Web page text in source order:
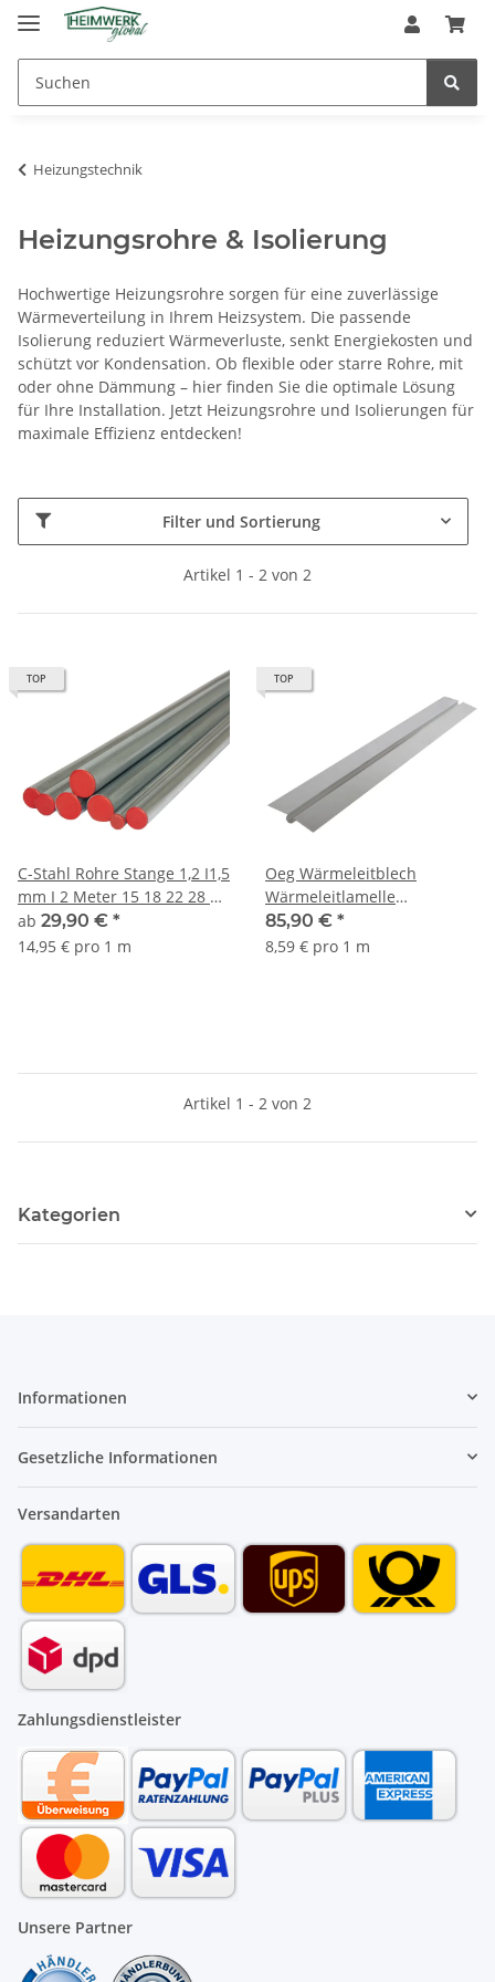
Heizungstechnik
Heizungsrohre & Isolierung
Hochwertige Heizungsrohre sorgen für eine zuverlässige
Wärmeverteilung in Ihrem Heizsystem. Die passende
Isolierung reduziert Wärmeverluste, senkt Energiekosten und
schützt vor Kondensation. Ob flexible oder starre Rohre, mit
oder ohne Dämmung – hier finden Sie die optimale Lösung
für Ihre Installation. Jetzt Heizungsrohre und Isolierungen für
maximale Effizienz entdecken!
Filter und Sortierung
Artikel 1 - 2 von 2
TOP
C-Stahl Rohre Stange 1,2 I1,5
mm I 2 Meter 15 18 22 28 35
42 54mm Durchmesser
ab 29,90 € *
14,95 € pro 1 m
TOP
Oeg Wärmeleitblech
Wärmeleitlamelle
Aluminium 1000 x 120 x 0,5
mm 10 Stück
85,90 € *
8,59 € pro 1 m
Artikel 1 - 2 von 2
Kategorien
Informationen
Gesetzliche Informationen
Versandarten
Zahlungsdienstleister
Unsere Partner